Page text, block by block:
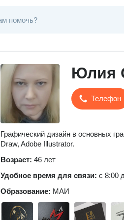
Юлия
Телефон
Графический дизайн в основных
Draw, Adobe Illustrator.
Возраст: 46 лет
Удобное время для связи: с 8:00
Образование: МАИ